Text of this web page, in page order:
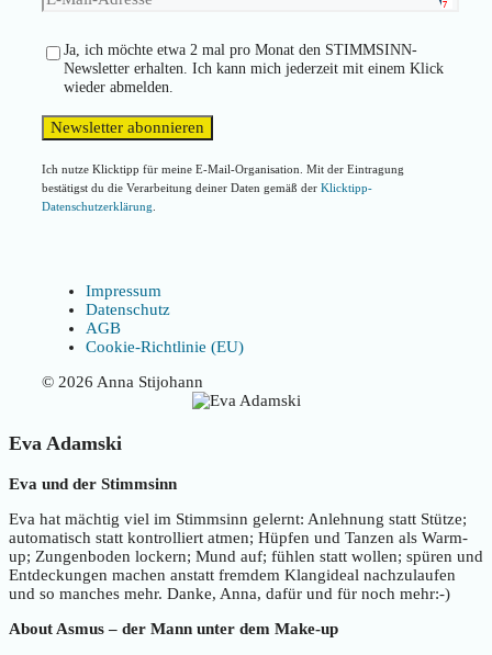
Ja, ich möchte etwa 2 mal pro Monat den STIMMSINN-
Newsletter erhalten. Ich kann mich jederzeit mit einem Klick
wieder abmelden.
Ich nutze Klicktipp für meine E-Mail-Organisation. Mit der Eintragung
bestätigst du die Verarbeitung deiner Daten gemäß der Klicktipp-
Datenschutzerklärung
Impressum
Datenschutz
AGB
Cookie-Richtlinie (EU)
© 2026 Anna Stijohann
Eva Adamski
Eva und der Stimmsinn
Eva hat mächtig viel im Stimmsinn gelernt: Anlehnung statt Stütze;
automatisch statt kontrolliert atmen; Hüpfen und Tanzen als Warm-
up; Zungenboden lockern; Mund auf; fühlen statt wollen; spüren und
Entdeckungen machen anstatt fremdem Klangideal nachzulaufen
und so manches mehr. Danke, Anna, dafür und für noch mehr:-)
About Asmus – der Mann unter dem Make-up